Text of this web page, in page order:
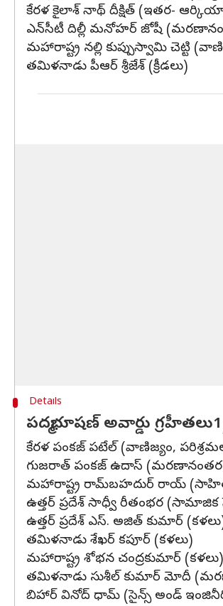
కేరళ కైలాశ్‌ నాథ్‌ దీక్షిత్‌ (ఇతర-
ఎన్‌సీటీ దిల్లీ మనోహర్‌ జోషీ
మహారాష్ట్ర నల్లి కుప్పుస్వామి చెట్టి
తమిళనాడు పీఆర్‌ శ్రీజేశ్‌ (క్రీడలు)
Details
పద్మభూషణ్‌ అవార్డు
కేరళ పంకజ్‌ పటేల్‌ (వాణిజ్యం,
గుజరాత్ పంకజ్‌ ఉదాస్‌
మహారాష్ట్ర రామ్‌బహదుర్‌ రాయ్‌
ఉత్తర్‌ ప్రదేశ్ సాధ్వీ రీతంభర (సామాజిక
ఉత్తర్‌ ప్రదేశ్ ఎస్‌. అజిత్‌ కుమార్‌
తమిళనాడు శేఖర్‌ కపూర్‌ (కళలు)
మహారాష్ట్ర శోభన చంద్రకుమార్‌ (కళలు)
తమిళనాడు సుశీల్‌ కుమార్‌ మోదీ
బిహార్ వినోద్‌ ధామ్‌ (సైన్స్‌ అండ్‌